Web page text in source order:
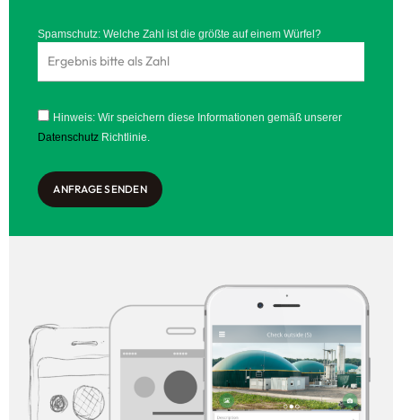
Spamschutz: Welche Zahl ist die größte auf einem Würfel?
Hinweis: Wir speichern diese Informationen gemäß unserer
Datenschutz Richtlinie.
ANFRAGE SENDEN